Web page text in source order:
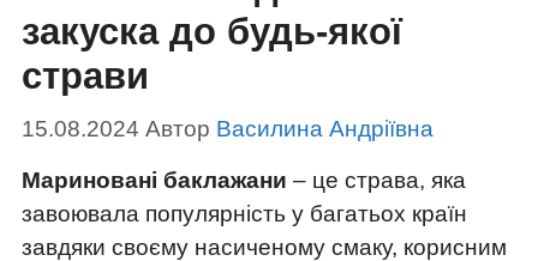
закуска до будь-якої
страви
15.08.2024 Автор Василина Андріївна
Мариновані баклажани – це страва, яка
завоювала популярність у багатьох країн
завдяки своєму насиченому смаку, корисним